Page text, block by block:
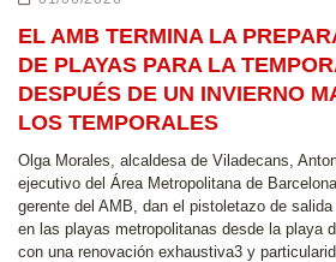
EL AMB TERMINA LA
DE PLAYAS PARA LA
DESPUÉS DE UN INVIERNO
LOS TEMPORALES
Olga Morales, alcaldesa de Viladecans,
ejecutivo del Área Metropolitana de
gerente del AMB, dan el pistoletazo de
en las playas metropolitanas desde la playa
con una renovación exhaustiva3 y